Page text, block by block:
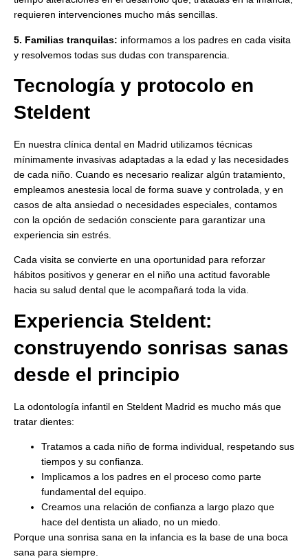
requieren intervenciones mucho más sencillas.
5. Familias tranquilas: informamos a los padres en cada visita
y resolvemos todas sus dudas con transparencia.
Tecnología y protocolo en
Steldent
En nuestra clínica dental en Madrid utilizamos técnicas
mínimamente invasivas adaptadas a la edad y las necesidades
de cada niño. Cuando es necesario realizar algún tratamiento,
empleamos anestesia local de forma suave y controlada, y en
casos de alta ansiedad o necesidades especiales, contamos
con la opción de sedación consciente para garantizar una
experiencia sin estrés.
Cada visita se convierte en una oportunidad para reforzar
hábitos positivos y generar en el niño una actitud favorable
hacia su salud dental que le acompañará toda la vida.
Experiencia Steldent:
construyendo sonrisas sanas
desde el principio
La odontología infantil en Steldent Madrid es mucho más que
tratar dientes:
Tratamos a cada niño de forma individual, respetando sus
tiempos y su confianza.
Implicamos a los padres en el proceso como parte
fundamental del equipo.
Creamos una relación de confianza a largo plazo que
hace del dentista un aliado, no un miedo.
Porque una sonrisa sana en la infancia es la base de una boca
sana para siempre.